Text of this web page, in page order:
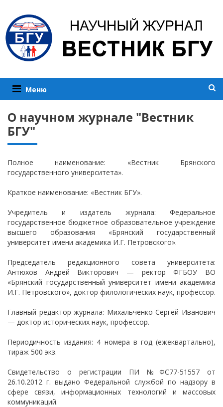
Меню
О научном журнале "Вестник
БГУ"
Полное наименование: «Вестник Брянского
государственного университета».
Краткое наименование: «Вестник БГУ».
Учредитель и издатель журнала: Федеральное
государственное бюджетное образовательное учреждение
высшего образования «Брянский государственный
университет имени академика И.Г. Петровского».
Председатель редакционного совета университета:
Антюхов Андрей Викторович — ректор ФГБОУ ВО
«Брянский государственный университет имени академика
И.Г. Петровского», доктор филологических наук, профессор.
Главный редактор журнала: Михальченко Сергей Иванович
— доктор исторических наук, профессор.
Периодичность издания: 4 номера в год (ежеквартально),
тираж 500 экз.
Свидетельство о регистрации ПИ №ФС77-51557 от
26.10.2012 г. выдано Федеральной службой по надзору в
сфере связи, информационных технологий и массовых
коммуникаций.